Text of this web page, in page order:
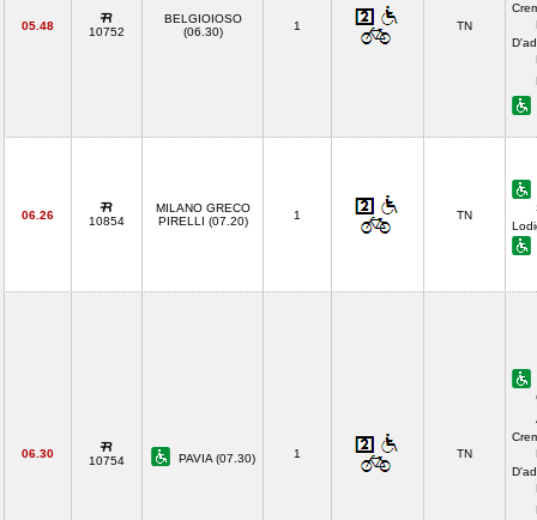
05.48 10752
BELGIOIOSO
(06.30)
1 TN
06.26 10854
MILANO GRECO
PIRELLI (07.20)
1 TN
06.30
10754 PAVIA (07.30) 1 TN